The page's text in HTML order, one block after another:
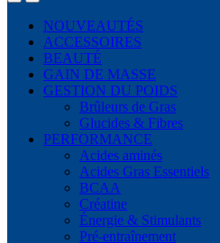
NOUVEAUTÉS
ACCESSOIRES
BEAUTÉ
GAIN DE MASSE
GESTION DU POIDS
Brûleurs de Gras
Glucides & Fibres
PERFORMANCE
Acides aminés
Acides Gras Essentiels
BCAA
Créatine
Énergie & Stimulants
Pré-entraînement